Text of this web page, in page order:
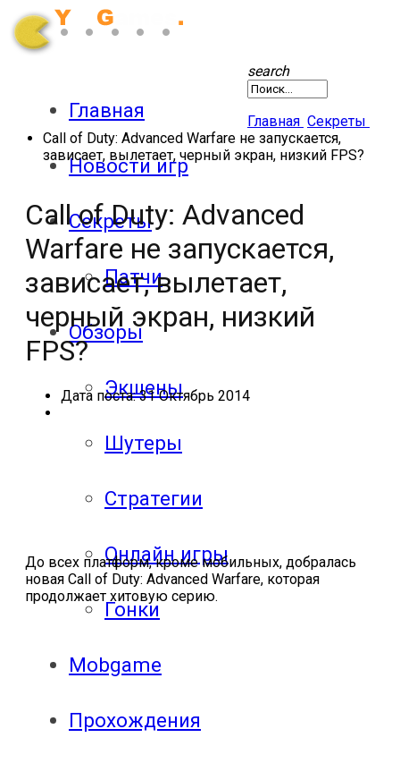
Главная
Новости игр
Секреты
Патчи
Обзоры
Экшены
Шутеры
Стратегии
Онлайн игры
Гонки
Mobgame
Прохождения
search
Главная Секреты
Call of Duty: Advanced Warfare не запускается,
зависает, вылетает, черный экран, низкий FPS?
Call of Duty: Advanced
Warfare не запускается,
зависает, вылетает,
черный экран, низкий
FPS?
Дата поста:31 Октябрь 2014
До всех платформ, кроме мобильных, добралась
новая Call of Duty: Advanced Warfare, которая
продолжает хитовую серию.